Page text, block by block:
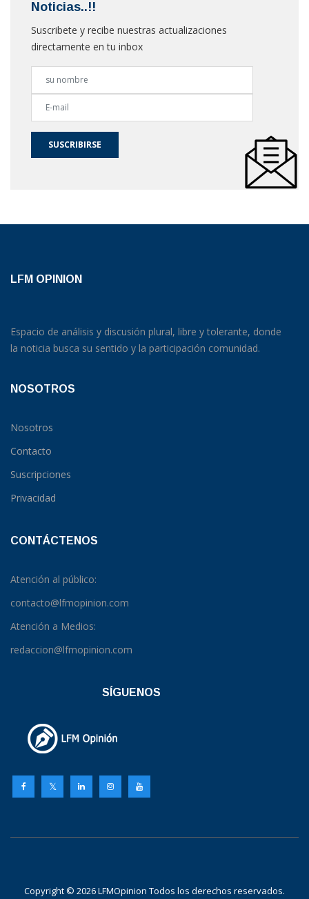
Noticias..!!
Suscribete y recibe nuestras actualizaciones
directamente en tu inbox
SUSCRIBIRSE
LFM OPINION
Espacio de análisis y discusión plural, libre y tolerante, donde
la noticia busca su sentido y la participación comunidad.
NOSOTROS
Nosotros
Contacto
Suscripciones
Privacidad
CONTÁCTENOS
Atención al público:
contacto@lfmopinion.com
Atención a Medios:
redaccion@lfmopinion.com
SÍGUENOS
Copyright © 2026 LFMOpinion Todos los derechos reservados.